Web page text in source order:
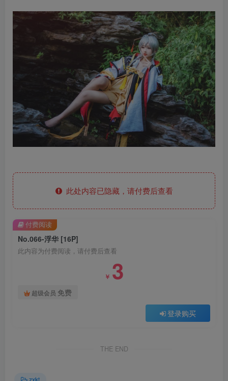
此处内容已隐藏，请付费后查看
No.066-浮华 [16P]
此内容为付费阅读，请付费后查看
￥ 3
超级会员 免费
登录购买
付费阅读
THE END